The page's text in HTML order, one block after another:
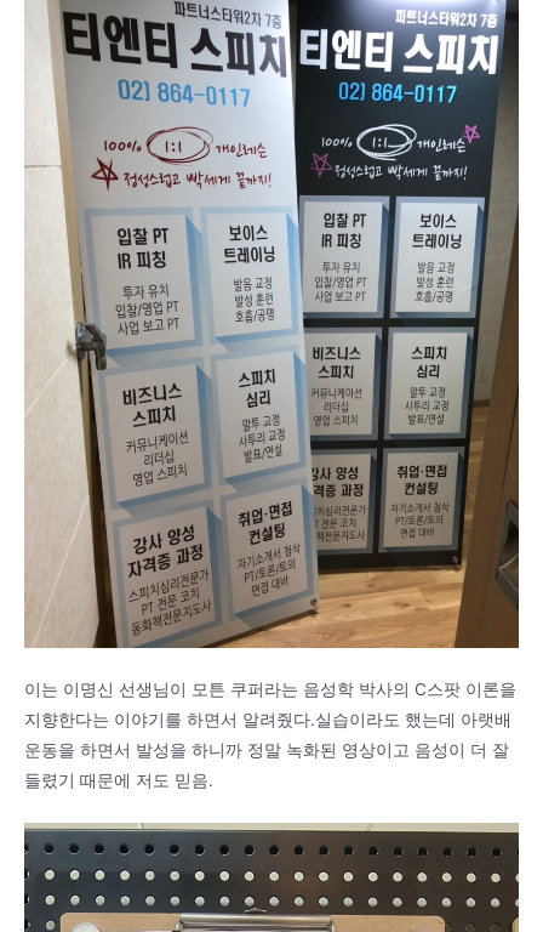
이는 이명신 선생님이 모튼 쿠퍼라는 음성학 박사의 C스팟 이론을
지향한다는 이야기를 하면서 알려줬다.실습이라도 했는데 아랫배
운동을 하면서 발성을 하니까 정말 녹화된 영상이고 음성이 더 잘
들렸기 때문에 저도 믿음.